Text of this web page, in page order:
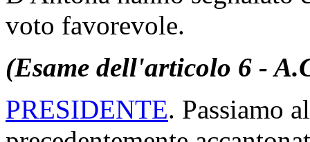
voto favorevole.
(Esame dell'articolo 6 -
PRESIDENTE. Passiamo